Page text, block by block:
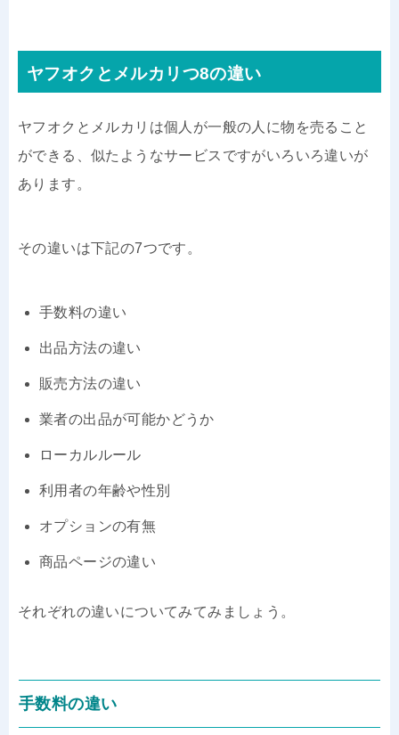
ヤフオクとメルカリつ8の違い
ヤフオクとメルカリは個人が一般の人に物を売ること
ができる、似たようなサービスですがいろいろ違いが
あります。
その違いは下記の7つです。
手数料の違い
出品方法の違い
販売方法の違い
業者の出品が可能かどうか
ローカルルール
利用者の年齢や性別
オプションの有無
商品ページの違い
それぞれの違いについてみてみましょう。
手数料の違い